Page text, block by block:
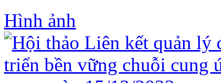
Hình ảnh